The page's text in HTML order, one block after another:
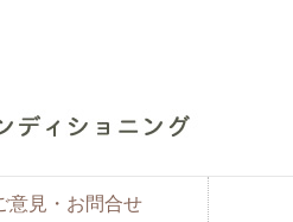
意見・お問合せ